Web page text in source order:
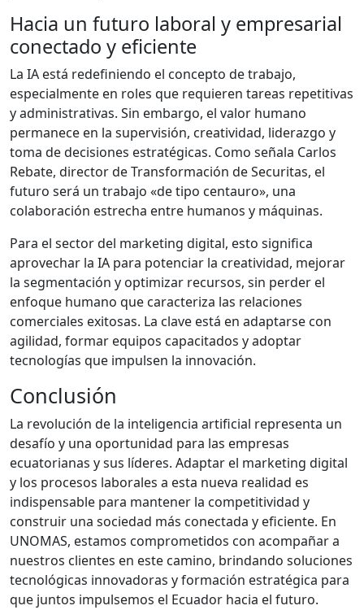
Hacia un futuro laboral y empresarial
conectado y eficiente
La IA está redefiniendo el concepto de trabajo,
especialmente en roles que requieren tareas repetitivas
y administrativas. Sin embargo, el valor humano
permanece en la supervisión, creatividad, liderazgo y
toma de decisiones estratégicas. Como señala Carlos
Rebate, director de Transformación de Securitas, el
futuro será un trabajo «de tipo centauro», una
colaboración estrecha entre humanos y máquinas.
Para el sector del marketing digital, esto significa
aprovechar la IA para potenciar la creatividad, mejorar
la segmentación y optimizar recursos, sin perder el
enfoque humano que caracteriza las relaciones
comerciales exitosas. La clave está en adaptarse con
agilidad, formar equipos capacitados y adoptar
tecnologías que impulsen la innovación.
Conclusión
La revolución de la inteligencia artificial representa un
desafío y una oportunidad para las empresas
ecuatorianas y sus líderes. Adaptar el marketing digital
y los procesos laborales a esta nueva realidad es
indispensable para mantener la competitividad y
construir una sociedad más conectada y eficiente. En
UNOMAS, estamos comprometidos con acompañar a
nuestros clientes en este camino, brindando soluciones
tecnológicas innovadoras y formación estratégica para
que juntos impulsemos el Ecuador hacia el futuro.